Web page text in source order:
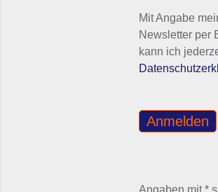
Mit Angabe
Newsletter per
kann ich